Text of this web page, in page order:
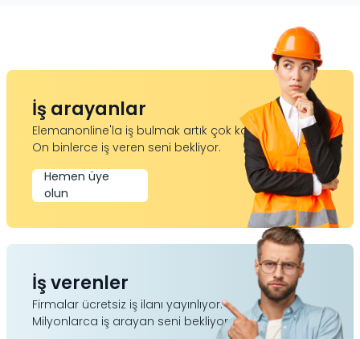
İş arayanlar
Elemanonline'la iş bulmak artık çok kolay.
On binlerce iş veren seni bekliyor.
Hemen üye
olun
İş verenler
Firmalar ücretsiz iş ilanı yayınlıyor.
Milyonlarca iş arayan seni bekliyor.